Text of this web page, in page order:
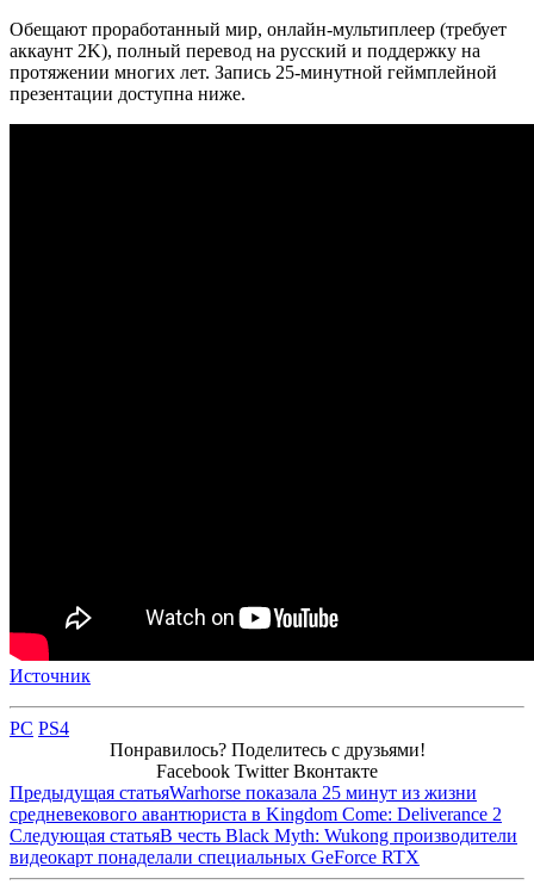
Обещают проработанный мир, онлайн-мультиплеер (требует
аккаунт 2K), полный перевод на русский и поддержку на
протяжении многих лет. Запись 25-минутной геймплейной
презентации доступна ниже.
Источник
PC PS4
Понравилось? Поделитесь с друзьями!
Facebook Twitter Вконтакте
Предыдущая статьяWarhorse показала 25 минут из жизни
средневекового авантюриста в Kingdom Come: Deliverance 2
Следующая статьяВ честь Black Myth: Wukong производители
видеокарт понаделали специальных GeForce RTX